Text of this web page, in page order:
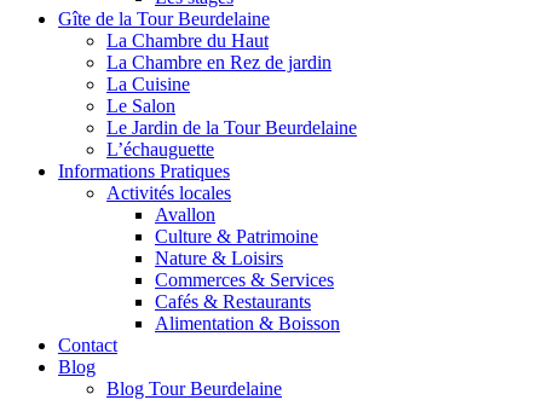
Gîte de la Tour Beurdelaine
La Chambre du Haut
La Chambre en Rez de jardin
La Cuisine
Le Salon
Le Jardin de la Tour Beurdelaine
L’échauguette
Informations Pratiques
Activités locales
Avallon
Culture & Patrimoine
Nature & Loisirs
Commerces & Services
Cafés & Restaurants
Alimentation & Boisson
Contact
Blog
Blog Tour Beurdelaine